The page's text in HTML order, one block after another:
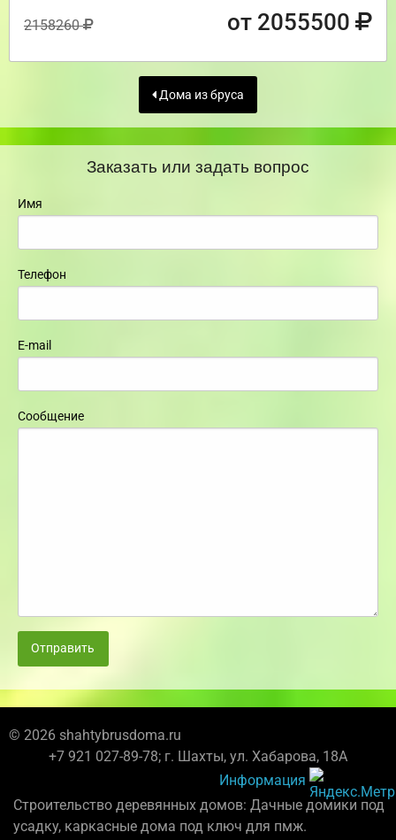
2158260 от 2055500
Дома из бруса
Заказать или задать вопрос
Имя
Телефон
E-mail
Сообщение
Отправить
© 2026 shahtybrusdoma.ru
+7 921 027-89-78; г. Шахты, ул. Хабарова, 18А
Информация
Строительство деревянных домов: Дачные домики под
усадку, каркасные дома под ключ для пмж.